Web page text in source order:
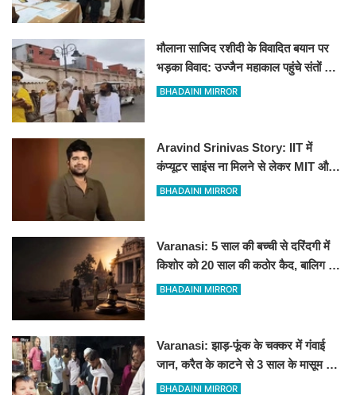
मौलाना साजिद रशीदी के विवादित बयान पर
भड़का विवाद: उज्जैन महाकाल पहुंचे संतों और
कांवड़ियों ने जताया कड़ा विरोध
BHADAINI MIRROR
Aravind Srinivas Story: IIT में
कंप्यूटर साइंस ना मिलने से लेकर MIT और
पहले स्टार्टअप में रिजेक्शन तक
BHADAINI MIRROR
Varanasi: 5 साल की बच्ची से दरिंदगी में
किशोर को 20 साल की कठोर कैद, बालिग की
तरह चला मुकदमा
BHADAINI MIRROR
Varanasi: झाड़-फूंक के चक्कर में गंवाई
जान, करैत के काटने से 3 साल के मासूम की
मौत
BHADAINI MIRROR